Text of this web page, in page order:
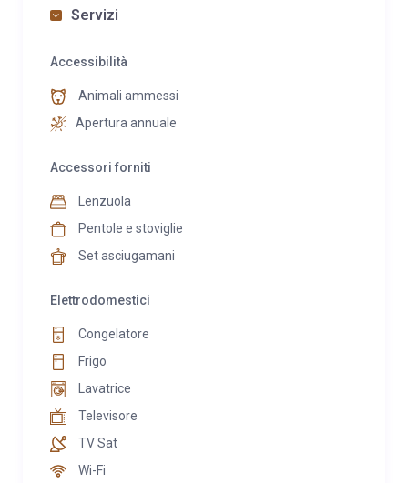
Servizi
Accessibilità
Animali ammessi
Apertura annuale
Accessori forniti
Lenzuola
Pentole e stoviglie
Set asciugamani
Elettrodomestici
Congelatore
Frigo
Lavatrice
Televisore
TV Sat
Wi-Fi